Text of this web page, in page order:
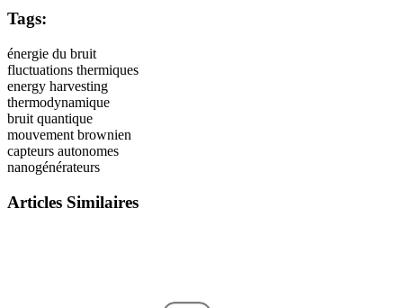
Tags:
énergie du bruit
fluctuations thermiques
energy harvesting
thermodynamique
bruit quantique
mouvement brownien
capteurs autonomes
nanogénérateurs
Articles Similaires